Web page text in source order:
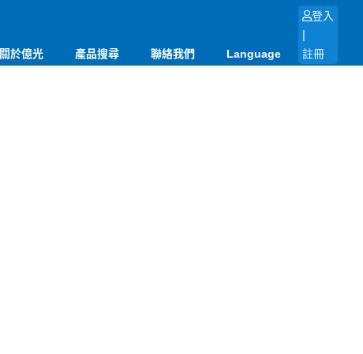
關於億光 產品搜尋 聯絡我們 Language
登入
|
註冊